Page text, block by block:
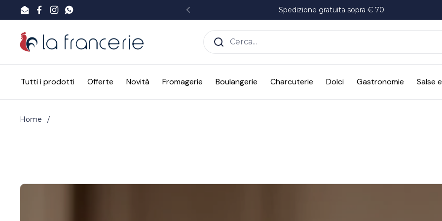
Passa ai contenuti
EmailFacebook
Instagram
WhatsApp Precedente
Spedizione gratuita sopra € 70
Tutti i prodotti Offerte Novità Fromagerie Boulangerie Charcuterie Dolci Gastronomie Salse
Home /